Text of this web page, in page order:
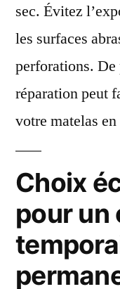
sec. Évitez
les surfaces
perforations.
réparation peut
votre matelas
Choix
pour un